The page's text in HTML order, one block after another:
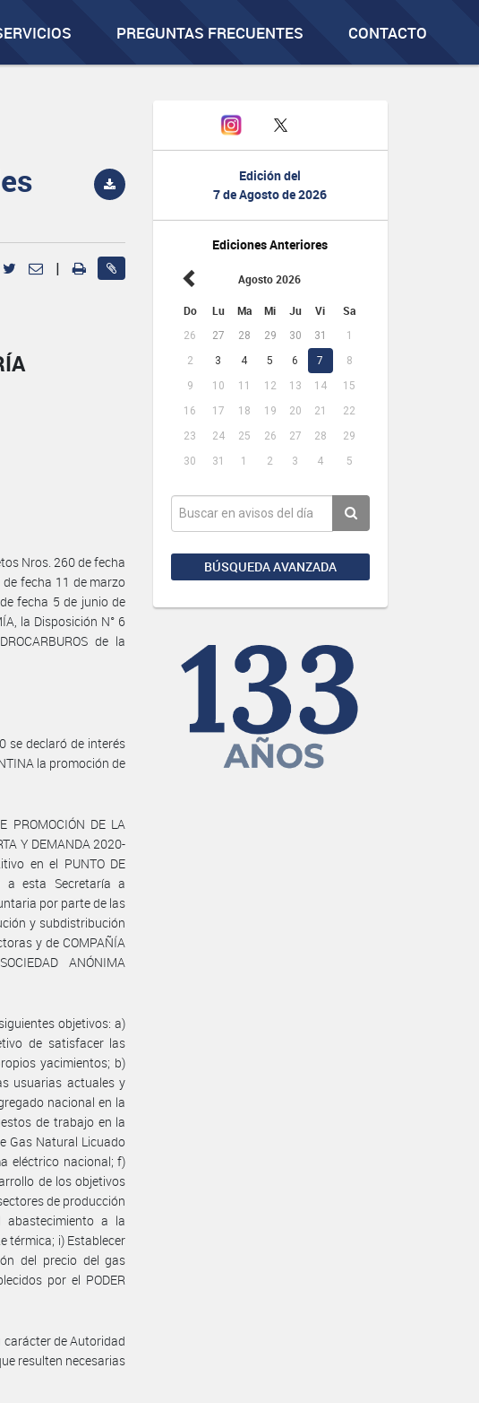
PREGUNTAS FRECUENTES CONTACTO
Edición del
7 de Agosto de 2026
Ediciones Anteriores
Agosto 2026
Do Lu Ma Mi Ju Vi Sa
26 27 28 29 30 31
1
2
3 4 5 6 7
8
9
10 11 12 13 14
15
16
17 18 19 20 21
22
23
24 25 26 27 28
29
30
31 1 2 3 4 5
BÚSQUEDA AVANZADA
|
Nros. 260 de fecha
fecha 11 de marzo
fecha 5 de junio de
la Disposición N° 6
de la
se declaró de interés
la promoción de
DE LA
Y DEMANDA 2020-
en el PUNTO DE
a esta Secretaría a
por parte de las
y subdistribución
y de COMPAÑÍA
ANÓNIMA
objetivos: a)
de satisfacer las
yacimientos; b)
usuarias actuales y
nacional en la
de trabajo en la
Gas Natural Licuado
eléctrico nacional; f)
de los objetivos
de producción
abastecimiento a la
térmica; i) Establecer
del precio del gas
por el PODER
carácter de Autoridad
resulten necesarias